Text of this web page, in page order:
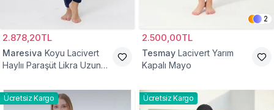
2.878,20TL
Maresiva Koyu Lacivert
Haylıı Paraşüt Likra Uzun
2
2.500,00TL
Tesmay Lacivert Yarım
Kapalı Mayo
Ücretsiz Kargo Ücretsiz Kargo